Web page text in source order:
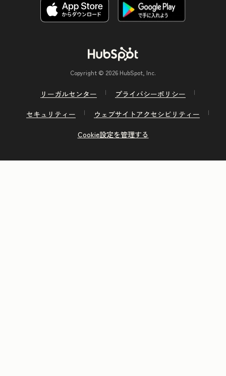
Copyright © 2026 HubSpot, Inc.
リーガルセンター
プライバシーポリシー
セキュリティー
ウェブサイトアクセシビリティー
Cookie設定を管理する